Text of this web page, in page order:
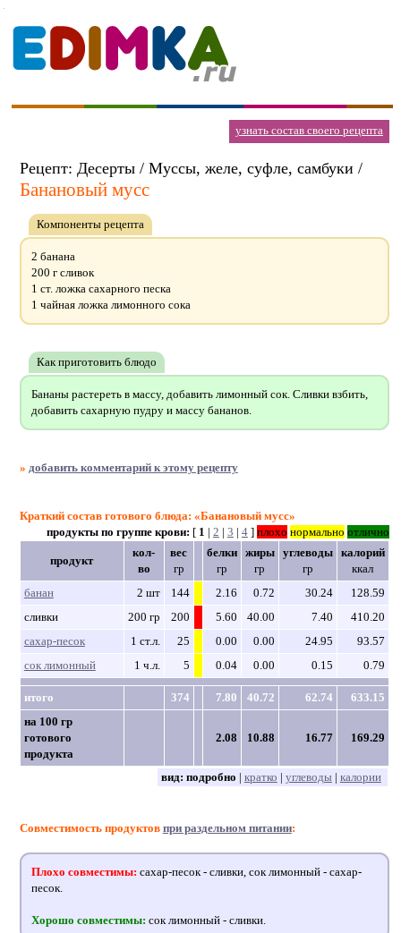
узнать состав своего рецепта
Рецепт: Десерты / Муссы, желе, суфле, самбуки /
Банановый мусс
Компоненты рецепта
2 банана
200 г сливок
1 ст. ложка сахарного песка
1 чайная ложка лимонного сока
Как приготовить блюдо
Бананы растереть в массу, добавить лимонный сок. Сливки взбить,
добавить сахарную пудру и массу бананов.
» добавить комментарий к этому рецепту
Краткий состав готового блюда: «Банановый мусс»
продукты по группе крови: [ 1 | 2 | 3 | 4] плохо нормально отлично
продукт
кол-
во
вес
гр
белки
гр
жиры
гр
углеводы
гр
калорий
ккал
банан
2 шт 144 2.16 0.72 30.24
128.59
сливки
200 гр 200 5.60 40.00 7.40
410.20
сахар-песок
1 ст.л. 25 0.00 0.00 24.95
93.57
сок лимонный
1 ч.л. 5 0.04 0.00 0.15 0.79
итого 374 7.80 40.72 62.74
633.15
на 100 гр
готового
продукта
2.08 10.88 16.77 169.29
вид: подробно | кратко | углеводы| калории
Совместимость продуктов при раздельном питании:
Плохо совместимы: сахар-песок - сливки, сок лимонный - сахар-
песок.
Хорошо совместимы: сок лимонный - сливки.